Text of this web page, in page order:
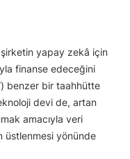
şirketin yapay zekâ için
finanse edeceğini
) benzer bir taahhütte
devi de, artan
amacıyla veri
üstlenmesi yönünde